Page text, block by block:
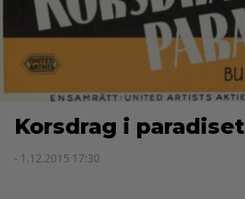
Korsdrag i paradiset
- 1.12.2015 17:30